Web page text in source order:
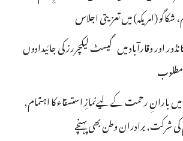
(امریکہ) میں تعزیتی اجلاس
اور وقارآباد میں گیسٹ لیکچررز کی جائیدادوں
میں بارانِ رحمت کے لیےنمازِ استسقاء کا اہتمام,
شرکت, برادران وطن بھی پہنچے